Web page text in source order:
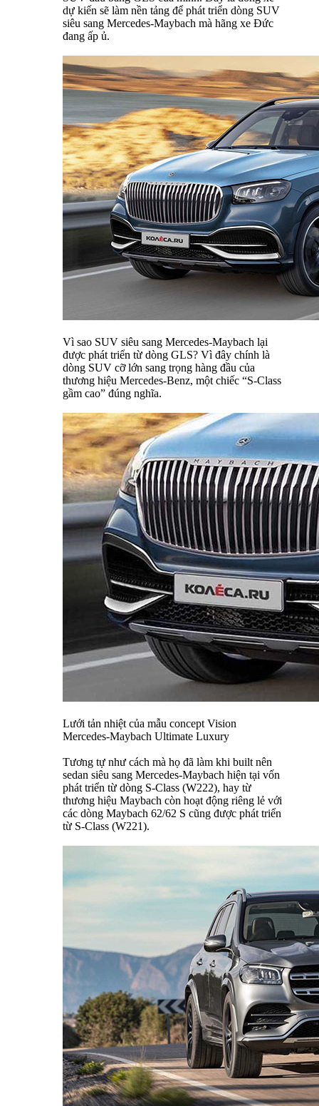
dự kiến sẽ làm nền tảng để phát triển dòng SUV
siêu sang Mercedes-Maybach mà hãng xe Đức
đang ấp ủ.
Vì sao SUV siêu sang Mercedes-Maybach lại
được phát triển từ dòng GLS? Vì đây chính là
dòng SUV cỡ lớn sang trọng hàng đầu của
thương hiệu Mercedes-Benz, một chiếc “S-Class
gầm cao” đúng nghĩa.
Lưới tản nhiệt của mẫu concept Vision
Mercedes-Maybach Ultimate Luxury
Tương tự như cách mà họ đã làm khi built nên
sedan siêu sang Mercedes-Maybach hiện tại vốn
phát triển từ dòng S-Class (W222), hay từ
thương hiệu Maybach còn hoạt động riêng lẻ với
các dòng Maybach 62/62 S cũng được phát triển
từ S-Class (W221).